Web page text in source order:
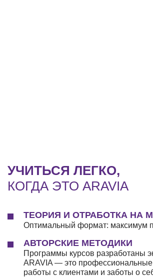
УЧИТЬСЯ ЛЕГКО,
КОГДА ЭТО ARAVIA
ТЕОРИЯ И ОТРАБОТКА НА
Оптимальный формат: максимум
АВТОРСКИЕ МЕТОДИКИ
Программы курсов разработаны
ARAVIA — это
работы с клиентами и заботы о